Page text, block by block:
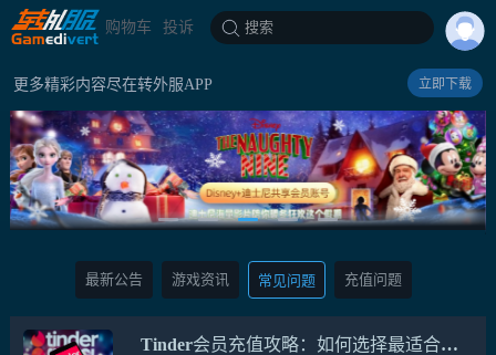
购物车 投诉 搜索
更多精彩内容尽在转外服APP 立即下载
最新公告 游戏资讯 常见问题 充值问题
Tinder会员充值攻略：如何选择最适合自